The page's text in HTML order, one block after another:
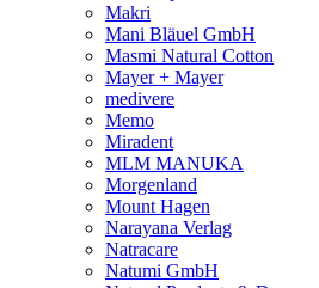
Makri
Mani Bläuel GmbH
Masmi Natural Cotton
Mayer + Mayer
medivere
Memo
Miradent
MLM MANUKA
Morgenland
Mount Hagen
Narayana Verlag
Natracare
Natumi GmbH